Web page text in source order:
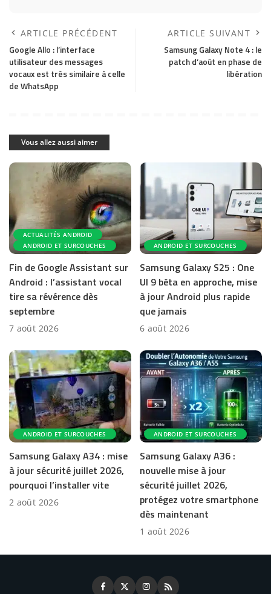
ARTICLE PRÉCÉDENT
Google Allo : l’interface
utilisateur des messages
vocaux est très similaire à celle
de WhatsApp
ARTICLE SUIVANT
Samsung Galaxy Note 4 : le
patch d’août en phase de
libération
Vous allez aussi aimer
ACTUALITÉS ANDROID
ANDROID ET SURCOUCHES
Fin de Google Assistant sur
Android : l’assistant vocal
tire sa révérence dès
septembre
7 août 2026
ANDROID ET SURCOUCHES
Samsung Galaxy S25 : One
UI 9 bêta en approche, mise
à jour Android plus rapide
que jamais
6 août 2026
ANDROID ET SURCOUCHES
Samsung Galaxy A34 : mise
à jour sécurité juillet 2026,
pourquoi l’installer vite
2 août 2026
ANDROID ET SURCOUCHES
Samsung Galaxy A36 :
nouvelle mise à jour
sécurité juillet 2026,
protégez votre smartphone
dès maintenant
1 août 2026